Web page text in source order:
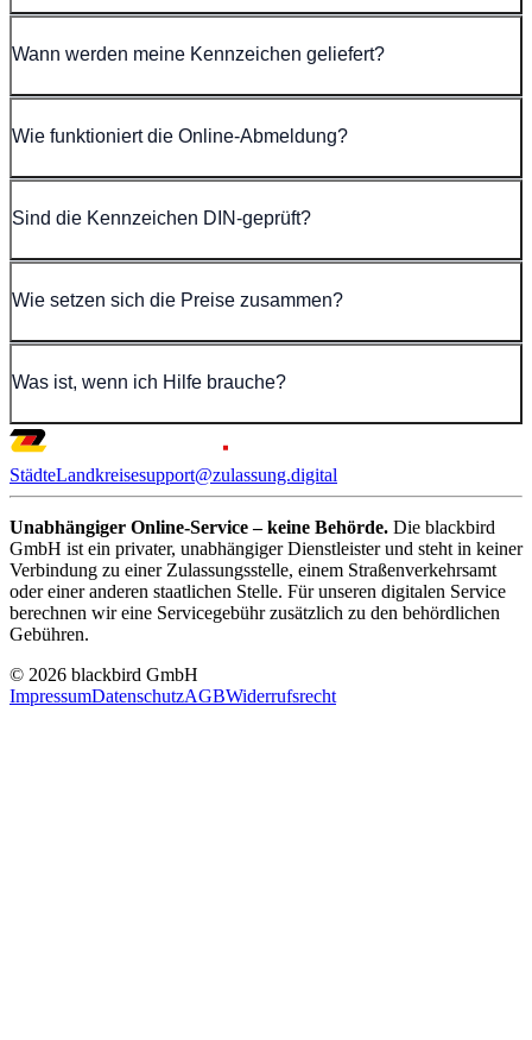
Wann werden meine Kennzeichen geliefert?
Wie funktioniert die Online-Abmeldung?
Sind die Kennzeichen DIN-geprüft?
Wie setzen sich die Preise zusammen?
Was ist, wenn ich Hilfe brauche?
StädteLandkreisesupport@zulassung.digital
Unabhängiger Online-Service – keine Behörde. Die blackbird
GmbH ist ein privater, unabhängiger Dienstleister und steht in keiner
Verbindung zu einer Zulassungsstelle, einem Straßenverkehrsamt
oder einer anderen staatlichen Stelle. Für unseren digitalen Service
berechnen wir eine Servicegebühr zusätzlich zu den behördlichen
Gebühren.
© 2026 blackbird GmbH
ImpressumDatenschutzAGBWiderrufsrecht